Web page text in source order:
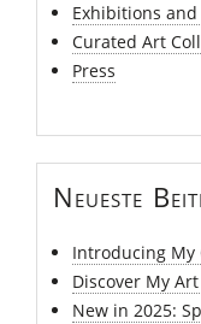
Exhibitions
Curated Art
Press
Neueste
Introducing My
Discover My
New in 2025: